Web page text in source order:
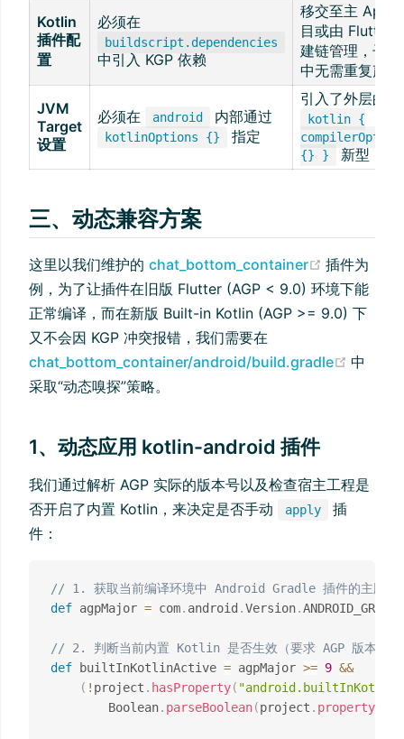
Kotlin
插件配
置
必须在
buildscript.dependencies
中引入 KGP 依赖
移交至主 App
目或由 Flutter
建链管理，子
中无需重复声明
JVM
Target
设置
必须在 android 内部通过
kotlinOptions {} 指定
引入了外层的
kotlin {
{} }
新型 DSL
三、动态兼容方案
这里以我们维护的 chat_bottom_container (opens
插件为
例，为了让插件在旧版 Flutter (AGP < 9.0) 环境下能
正常编译，而在新版 Built-in Kotlin (AGP >= 9.0) 下
又不会因 KGP 冲突报错，我们需要在
chat_bottom_container/android/build.gradle
(opens
中
采取“动态嗅探”策略。
1、动态应用 kotlin-android 插件
我们通过解析 AGP 实际的版本号以及检查宿主工程是
否开启了内置 Kotlin，来决定是否手动
apply
插
件：
// 1. 获取当前编译环境中 Android Gradle 插件的主版本
def agpMajor = com. android .Version.
// 2. 判断当前内置 Kotlin 是否生效（要求 AGP 版本 >=
def builtInKotlinActive = agpMajor >= 9 &&
( ! project . hasProperty( "android.builtInKotlin"
        Boolean
. parseBoolean(project . property